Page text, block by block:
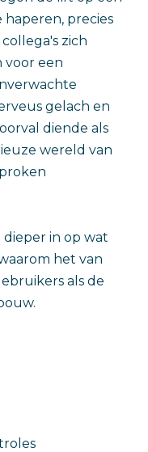
precies
zich
voor een
gelach en
diende als
wereld van
in op wat
het van
als de